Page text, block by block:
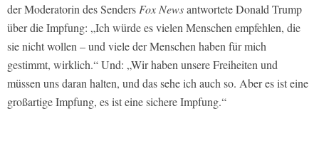
der Moderatorin des Senders Fox Newsantwortete Donald Trump
über die Impfung: „Ich würde es vielen Menschen empfehlen, die
sie nicht wollen – und viele der Menschen haben für mich
gestimmt, wirklich.“ Und: „Wir haben unsere Freiheiten und
müssen uns daran halten, und das sehe ich auch so. Aber es ist eine
großartige Impfung, es ist eine sichere Impfung.“